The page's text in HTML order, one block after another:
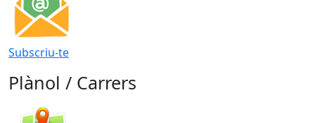
Subscriu-te
Plànol / Carrers